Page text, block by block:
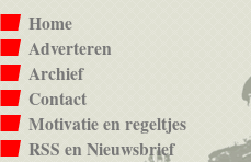
Home
Adverteren
Archief
Contact
Motivatie en regeltjes
RSS en Nieuwsbrief